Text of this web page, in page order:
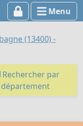
Menu
(13400) -
Rechercher par
département